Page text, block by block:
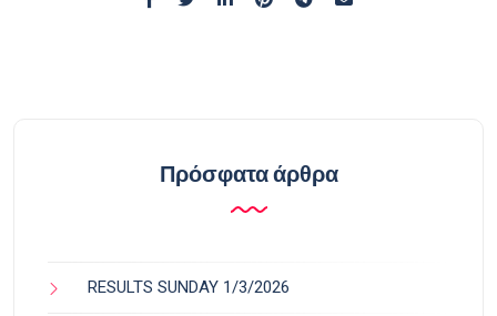
Πρόσφατα άρθρα
RESULTS SUNDAY 1/3/2026